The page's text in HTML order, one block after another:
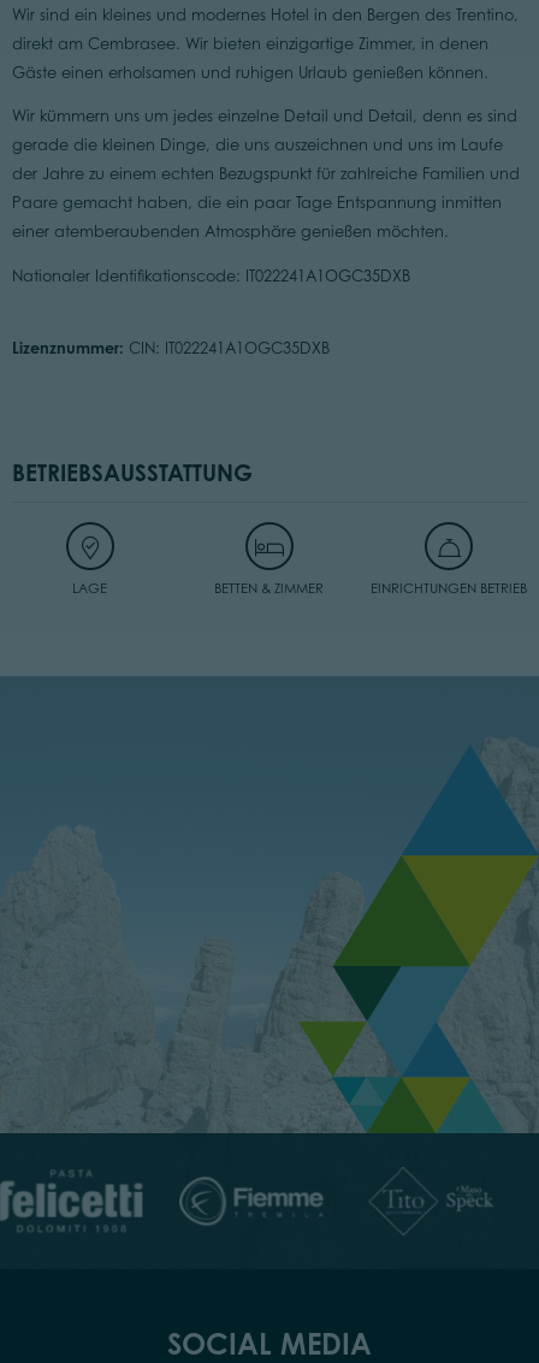
Wir sind ein kleines und modernes Hotel in den Bergen des Trentino,
direkt am Cembrasee. Wir bieten einzigartige Zimmer, in denen
Gäste einen erholsamen und ruhigen Urlaub genießen können.
Wir kümmern uns um jedes einzelne Detail und Detail, denn es sind
gerade die kleinen Dinge, die uns auszeichnen und uns im Laufe
der Jahre zu einem echten Bezugspunkt für zahlreiche Familien und
Paare gemacht haben, die ein paar Tage Entspannung inmitten
einer atemberaubenden Atmosphäre genießen möchten.
Nationaler Identifikationscode: IT022241A1OGC35DXB
Lizenznummer: CIN: IT022241A1OGC35DXB
BETRIEBSAUSSTATTUNG
LAGE BETTEN & ZIMMER EINRICHTUNGEN BETRIEB
SOCIAL MEDIA